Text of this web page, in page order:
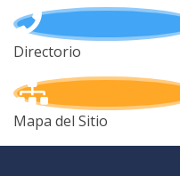
Directorio
Mapa del Sitio